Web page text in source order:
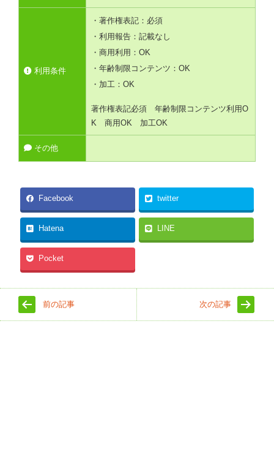
利用条件
・著作権表記：必須
・利用報告：記載なし
・商用利用：OK
・年齢制限コンテンツ：OK
・加工：OK
著作権表記必須 年齢制限コンテンツ利用O
K 商用OK 加工OK
その他
Facebook twitter
Hatena LINE
Pocket
前の記事 次の記事